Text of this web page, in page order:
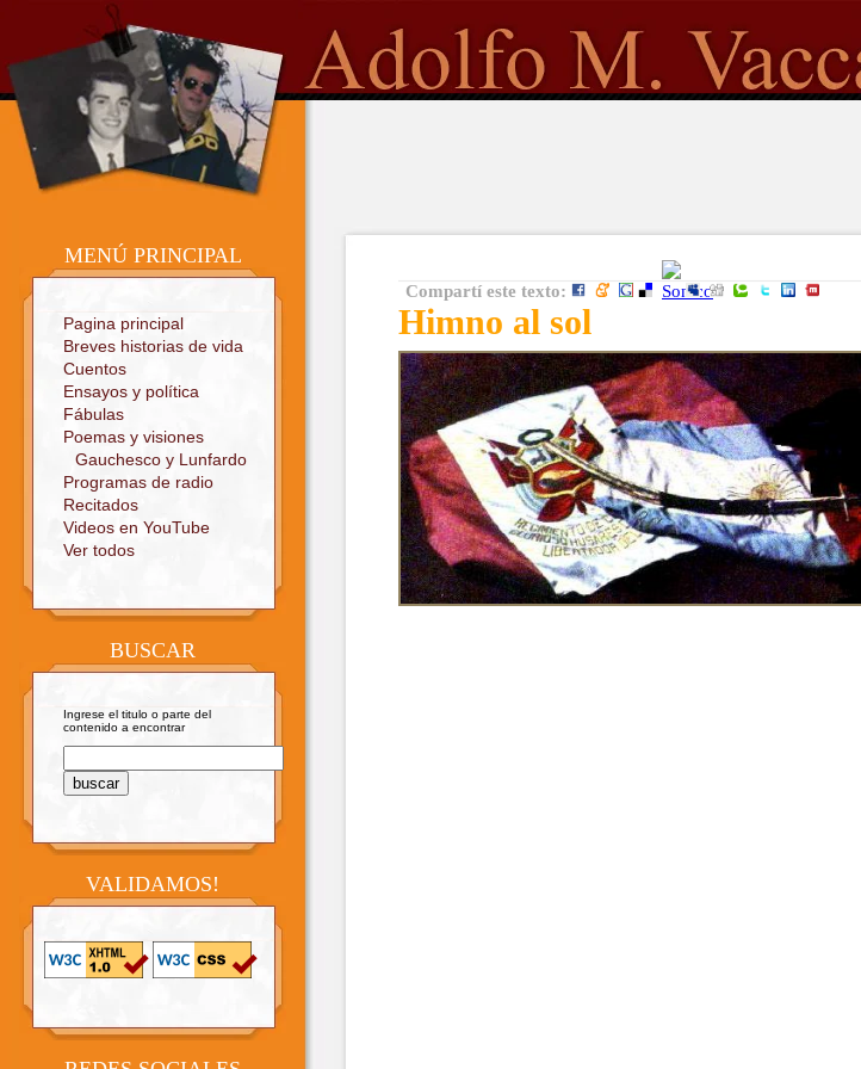
Sitio oficial
MENÚ PRINCIPAL
Pagina principal
Breves historias de vida
Cuentos
Ensayos y política
Fábulas
Poemas y visiones
Gauchesco y Lunfardo
Programas de radio
Recitados
Videos en YouTube
Ver todos
BUSCAR
Ingrese el titulo o parte del
contenido a encontrar
VALIDAMOS!
Compartí este texto:
Himno al sol